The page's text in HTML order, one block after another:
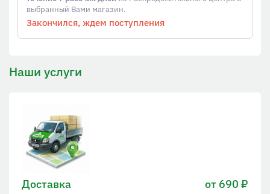
выбранный Вами магазин.
Закончился, ждем поступления
Наши услуги
Доставка от 690 ₽